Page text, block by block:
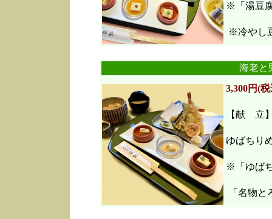
※「湯豆
※冷やし
海老
3,300円(
【献 立
ゆばちり
※「ゆば
「名物と